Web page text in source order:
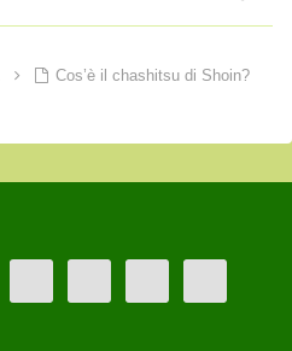
Cos’è il chashitsu di Shoin?